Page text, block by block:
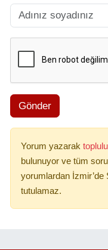
Gönder
Yorum yazarak
bulunuyor ve tüm
yorumlardan
tutulamaz.